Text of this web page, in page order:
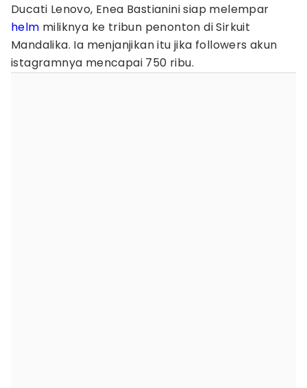
Ducati Lenovo, Enea Bastianini siap melempar
helm miliknya ke tribun penonton di Sirkuit
Mandalika. Ia menjanjikan itu jika followers akun
istagramnya mencapai 750 ribu.